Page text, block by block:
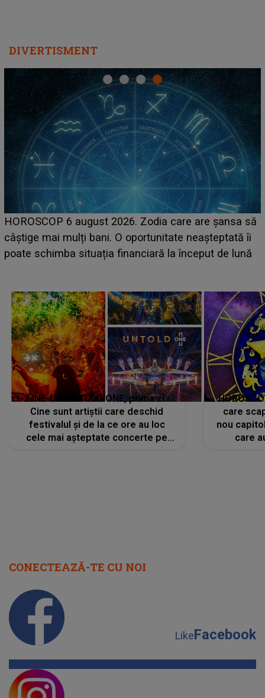
DIVERTISMENT
HOROSCOP 6 august 2026. Zodia care are șansa să
câștige mai mulți bani. O oportunitate neașteptată îi
poate schimba situația financiară la început de lună
LINE-UP UNTOLD ONE, prima zi.
Cine sunt artiștii care deschid
festivalul și de la ce ore au loc
cele mai așteptate concerte pe
care
nou
care
CONECTEAZĂ-TE CU NOI
LikeFacebook